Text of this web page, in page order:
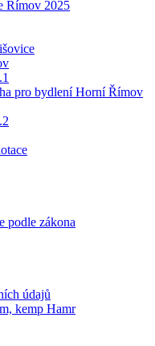
Římov 2025
pro bydlení Horní Římov
podle zákona
údajů
kemp Hamr